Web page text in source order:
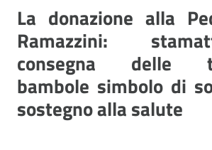
La donazione alla
Ramazzini:
consegna delle
bambole simbolo di
sostegno alla salute